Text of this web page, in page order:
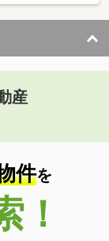
目
産
件を
！